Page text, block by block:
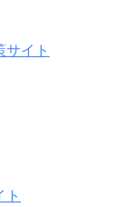
イト